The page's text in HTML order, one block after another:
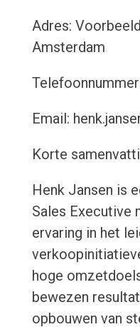
Adres:
Amsterdam
Email:
Korte
Henk Jansen is
Sales Executive
ervaring in het
hoge
bewezen
opbouwen van